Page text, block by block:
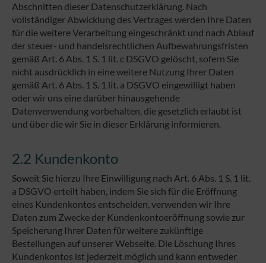
Abschnitten dieser Datenschutzerklärung. Nach
vollständiger Abwicklung des Vertrages werden Ihre Daten
für die weitere Verarbeitung eingeschränkt und nach Ablauf
der steuer- und handelsrechtlichen Aufbewahrungsfristen
gemäß Art. 6 Abs. 1 S. 1 lit. c DSGVO gelöscht, sofern Sie
nicht ausdrücklich in eine weitere Nutzung Ihrer Daten
gemäß Art. 6 Abs. 1 S. 1 lit. a DSGVO eingewilligt haben
oder wir uns eine darüber hinausgehende
Datenverwendung vorbehalten, die gesetzlich erlaubt ist
und über die wir Sie in dieser Erklärung informieren.
2.2 Kundenkonto
Soweit Sie hierzu Ihre Einwilligung nach Art. 6 Abs. 1 S. 1 lit.
a DSGVO erteilt haben, indem Sie sich für die Eröffnung
eines Kundenkontos entscheiden, verwenden wir Ihre
Daten zum Zwecke der Kundenkontoeröffnung sowie zur
Speicherung Ihrer Daten für weitere zukünftige
Bestellungen auf unserer Webseite. Die Löschung Ihres
Kundenkontos ist jederzeit möglich und kann entweder